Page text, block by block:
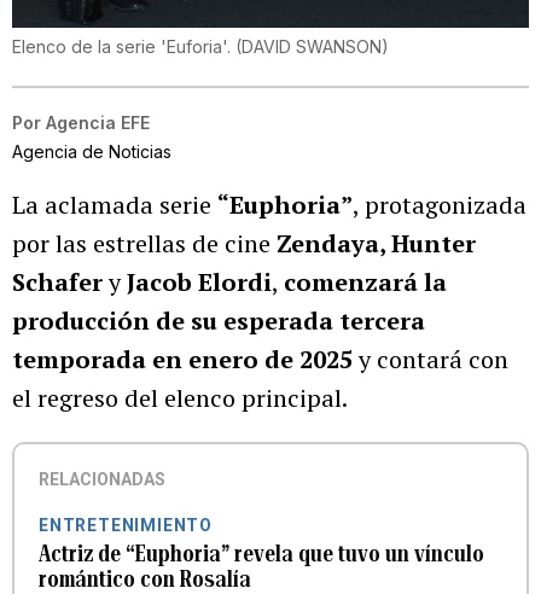
Elenco de la serie 'Euforia'. (DAVID SWANSON)
Por Agencia EFE
Agencia de Noticias
La aclamada serie “Euphoria”, protagonizada
por las estrellas de cine Zendaya, Hunter
SchaferyJacob Elordi, comenzará la
producción de su esperada tercera
temporada en enero de 2025y contará con
el regreso del elenco principal.
RELACIONADAS
ENTRETENIMIENTO
Actriz de “Euphoria” revela que tuvo un vínculo
romántico con Rosalía